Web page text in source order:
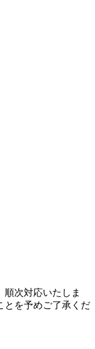
次対応いたしま
とを予めご了承くだ